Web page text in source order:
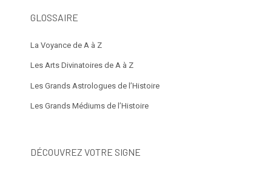
GLOSSAIRE
La Voyance de A à Z
Les Arts Divinatoires de A à Z
Les Grands Astrologues de l’Histoire
Les Grands Médiums de l’Histoire
DÉCOUVREZ VOTRE SIGNE